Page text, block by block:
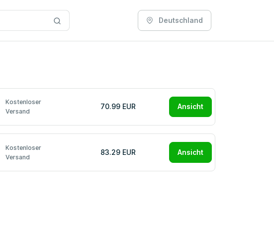
Deutschland
Kostenloser
Versand
70.99 EUR Ansicht
Kostenloser
Versand
83.29 EUR Ansicht